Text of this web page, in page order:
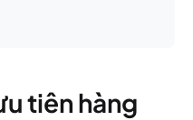
tiên hàng